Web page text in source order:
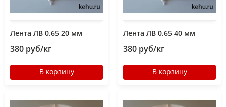
Лента ЛВ 0.65 20 мм
380 руб/кг
В корзину
Лента ЛВ 0.65 40 мм
380 руб/кг
В корзину